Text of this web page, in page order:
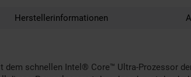
Herstellerinformationen
schnellen Intel® Core™ Ultra-Prozessor